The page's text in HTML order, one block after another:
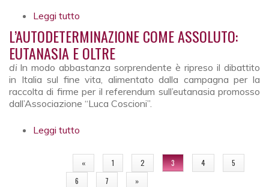
Leggi tutto
L’AUTODETERMINAZIONE COME ASSOLUTO:
EUTANASIA E OLTRE
di In modo abbastanza sorprendente è ripreso il dibattito
in Italia sul fine vita, alimentato dalla campagna per la
raccolta di firme per il referendum sull’eutanasia promosso
dall’Associazione “Luca Coscioni”.
Leggi tutto
« 1 2 3 4
5
6
7 »